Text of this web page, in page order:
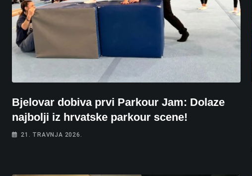
Bjelovar dobiva prvi Parkour Jam: Dolaze
najbolji iz hrvatske parkour scene!
21. TRAVNJA 2026.